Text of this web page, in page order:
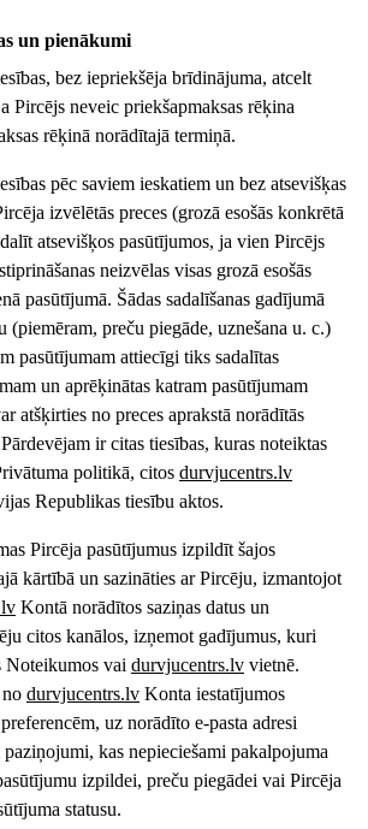
un pienākumi
bez iepriekšēja brīdinājuma, atcelt
Pircējs neveic priekšapmaksas rēķina
rēķinā norādītajā termiņā.
pēc saviem ieskatiem un bez atsevišķas
izvēlētās preces (grozā esošās konkrētā
atsevišķos pasūtījumos, ja vien Pircējs
neizvēlas visas grozā esošās
pasūtījumā. Šādas sadalīšanas gadījumā
(piemēram, preču piegāde, uznešana u. c.)
pasūtījumam attiecīgi tiks sadalītas
un aprēķinātas katram pasūtījumam
atšķirties no preces aprakstā norādītās
ir citas tiesības, kuras noteiktas
politikā, citos durvjucentrs.lv
Republikas tiesību aktos.
Pircēja pasūtījumus izpildīt šajos
kārtībā un sazināties ar Pircēju, izmantojot
Kontā norādītos saziņas datus un
citos kanālos, izņemot gadījumus, kuri
Noteikumos vai durvjucentrs.lv vietnē.
durvjucentrs.lv Konta iestatījumos
uz norādīto e-pasta adresi
kas nepieciešami pakalpojuma
izpildei, preču piegādei vai Pircēja
statusu.